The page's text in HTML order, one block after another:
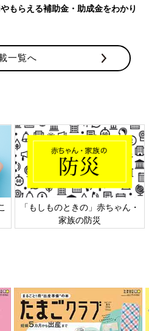
もらえる補助金・助成金をわかり
一覧へ
「もしものときの」赤ちゃん・
家族の防災